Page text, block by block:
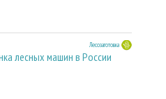
Лесозаготовка
лесных машин в России